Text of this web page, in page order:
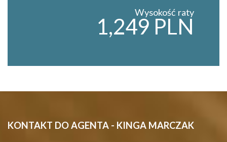
Wysokość raty
1,249 PLN
KONTAKT DO AGENTA - KINGA MARCZAK